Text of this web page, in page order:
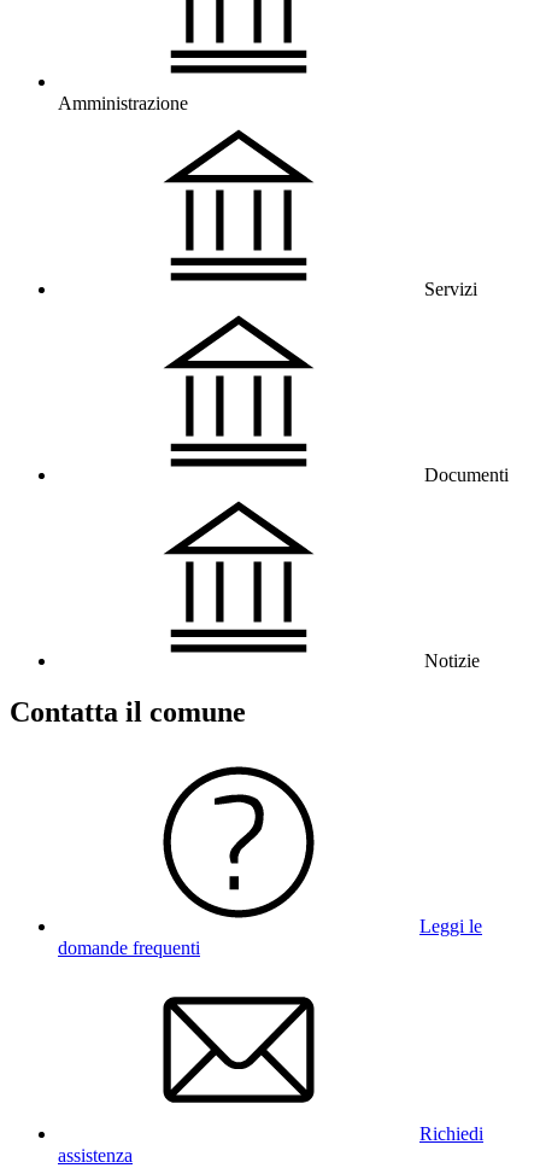
Amministrazione
Servizi
Documenti
Notizie
Contatta il comune
Leggi le
domande frequenti
Richiedi
assistenza